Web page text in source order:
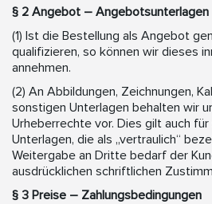
§ 2 Angebot – Angebotsunterlagen
(1) Ist die Bestellung als Angebot
qualifizieren, so können wir dieses
annehmen.
(2) An Abbildungen, Zeichnungen,
sonstigen Unterlagen behalten wir
Urheberrechte vor. Dies gilt auch
Unterlagen, die als „vertraulich“
Weitergabe an Dritte bedarf der
ausdrücklichen schriftlichen
§ 3 Preise – Zahlungsbedingungen